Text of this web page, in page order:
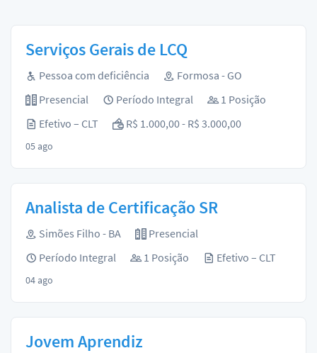
Serviços Gerais de LCQ
Pessoa com deficiência
Formosa - GO
Presencial
Período Integral
1 Posição
Efetivo – CLT
R$ 1.000,00 - R$ 3.000,00
05 ago
Analista de Certificação SR
Simões Filho - BA
Presencial
Período Integral
1 Posição Efetivo – CLT
04 ago
Jovem Aprendiz